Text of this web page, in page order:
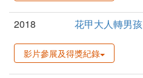
2018 花甲大人轉男孩
影片參展及得獎紀錄